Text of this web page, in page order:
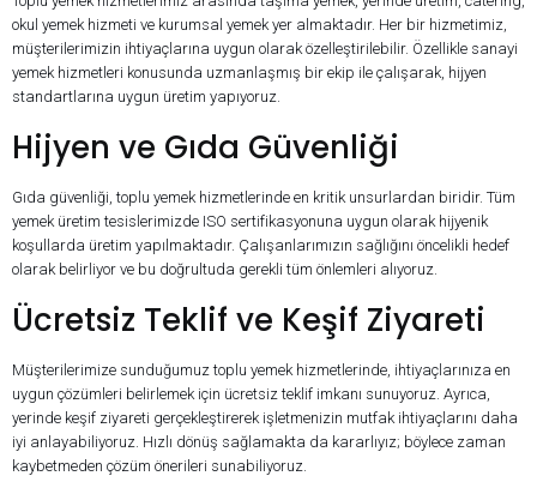
okul yemek hizmeti ve kurumsal yemek yer almaktadır. Her bir hizmetimiz,
müşterilerimizin ihtiyaçlarına uygun olarak özelleştirilebilir. Özellikle sanayi
yemek hizmetleri konusunda uzmanlaşmış bir ekip ile çalışarak, hijyen
standartlarına uygun üretim yapıyoruz.
Hijyen ve Gıda Güvenliği
Gıda güvenliği, toplu yemek hizmetlerinde en kritik unsurlardan biridir. Tüm
yemek üretim tesislerimizde ISO sertifikasyonuna uygun olarak hijyenik
koşullarda üretim yapılmaktadır. Çalışanlarımızın sağlığını öncelikli hedef
olarak belirliyor ve bu doğrultuda gerekli tüm önlemleri alıyoruz.
Ücretsiz Teklif ve Keşif Ziyareti
Müşterilerimize sunduğumuz toplu yemek hizmetlerinde, ihtiyaçlarınıza en
uygun çözümleri belirlemek için ücretsiz teklif imkanı sunuyoruz. Ayrıca,
yerinde keşif ziyareti gerçekleştirerek işletmenizin mutfak ihtiyaçlarını daha
iyi anlayabiliyoruz. Hızlı dönüş sağlamakta da kararlıyız; böylece zaman
kaybetmeden çözüm önerileri sunabiliyoruz.